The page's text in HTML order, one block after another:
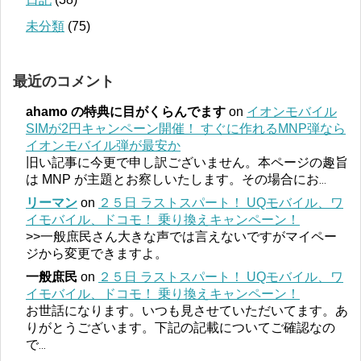
未分類 (75)
最近のコメント
ahamo の特典に目がくらんでます on イオンモバイル
SIMが2円キャンペーン開催！ すぐに作れるMNP弾なら
イオンモバイル弾が最安か
旧い記事に今更で申し訳ございません。本ページの趣旨
は MNP が主題とお察しいたします。その場合にお
リーマン on ２５日 ラストスパート！ UQモバイル、ワ
イモバイル、ドコモ！ 乗り換えキャンペーン！
>>一般庶民さん大きな声では言えないですがマイペー
ジから変更できますよ。
一般庶民 on ２５日 ラストスパート！ UQモバイル、ワ
イモバイル、ドコモ！ 乗り換えキャンペーン！
お世話になります。いつも見させていただいてます。あ
りがとうございます。下記の記載についてご確認なの
で...